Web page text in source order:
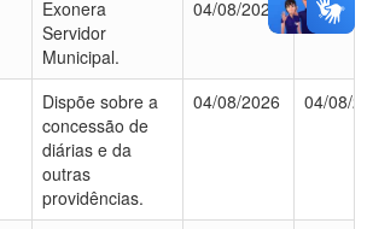
Exonera
Servidor
Municipal.
04/08/2026 04/08/
Dispõe sobre a
concessão de
diárias e da
outras
providências.
04/08/2026 04/08/